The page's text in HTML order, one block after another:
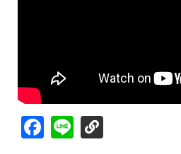
Facebook
Line